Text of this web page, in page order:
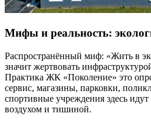
Мифы и реальность:
Распространённый миф: «Жить в
значит жертвовать
Практика ЖК «Поколение» это
сервис, магазины, парковки,
спортивные учреждения здесь
воздухом и тишиной.